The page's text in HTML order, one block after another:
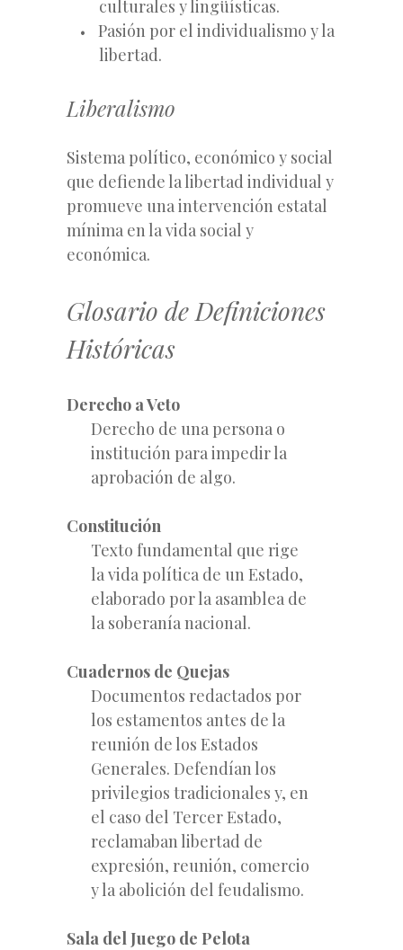
culturales y lingüísticas.
Pasión por el individualismo y la
libertad.
Liberalismo
Sistema político, económico y social
que defiende la libertad individual y
promueve una intervención estatal
mínima en la vida social y
económica.
Glosario de Definiciones
Históricas
Derecho a Veto
Derecho de una persona o
institución para impedir la
aprobación de algo.
Constitución
Texto fundamental que rige
la vida política de un Estado,
elaborado por la asamblea de
la soberanía nacional.
Cuadernos de Quejas
Documentos redactados por
los estamentos antes de la
reunión de los Estados
Generales. Defendían los
privilegios tradicionales y, en
el caso del Tercer Estado,
reclamaban libertad de
expresión, reunión, comercio
y la abolición del feudalismo.
Sala del Juego de Pelota